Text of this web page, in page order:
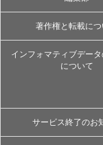
著作権と転載につ
インフォマティブデー
について
サービス終了のお